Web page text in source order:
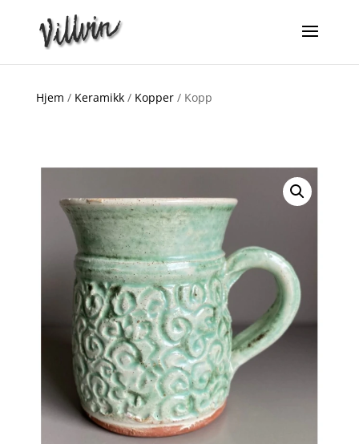
Hjem / Keramikk/ Kopper/ Kopp